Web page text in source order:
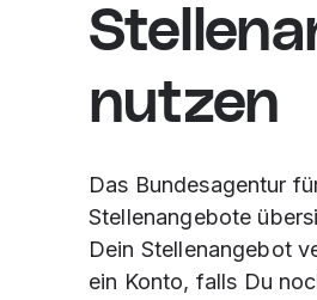
nutzen
Das Bundesagentur
Stellenangebote
Dein Stellenangebot
ein Konto, falls Du